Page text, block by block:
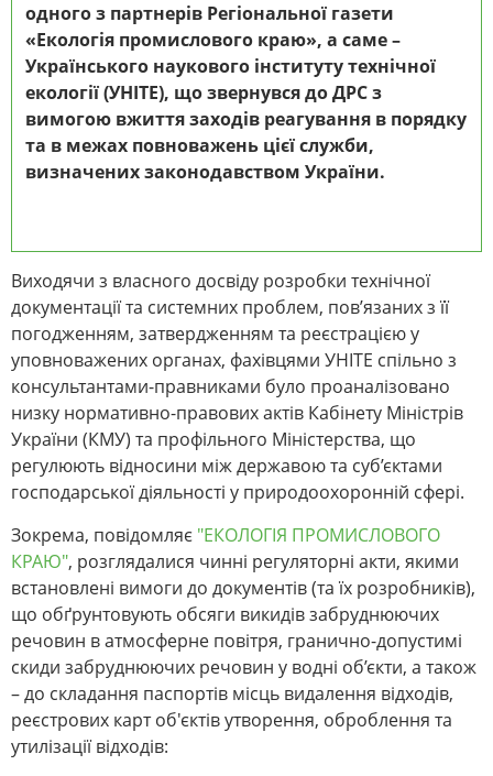
одного з партнерів Регіональної газети
«Екологія промислового краю», а саме –
Українського наукового інституту технічної
екології (УНІТЕ), що звернувся до ДРС з
вимогою вжиття заходів реагування в порядку
та в межах повноважень цієї служби,
визначених законодавством України.
Виходячи з власного досвіду розробки технічної
документації та системних проблем, пов’язаних з її
погодженням, затвердженням та реєстрацією у
уповноважених органах, фахівцями УНІТЕ спільно з
консультантами-правниками було проаналізовано
низку нормативно-правових актів Кабінету Міністрів
України (КМУ) та профільного Міністерства, що
регулюють відносини між державою та суб’єктами
господарської діяльності у природоохоронній сфері.
Зокрема, повідомляє "ЕКОЛОГІЯ ПРОМИСЛОВОГО
КРАЮ", розглядалися чинні регуляторні акти, якими
встановлені вимоги до документів (та їх розробників),
що обґрунтовують обсяги викидів забруднюючих
речовин в атмосферне повітря, гранично-допустимі
скиди забруднюючих речовин у водні об’єкти, а також
– до складання паспортів місць видалення відходів,
реєстрових карт об'єктів утворення, оброблення та
утилізації відходів: